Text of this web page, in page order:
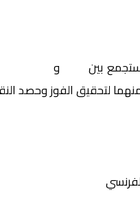
بين و
لتحقيق الفوز وحصد